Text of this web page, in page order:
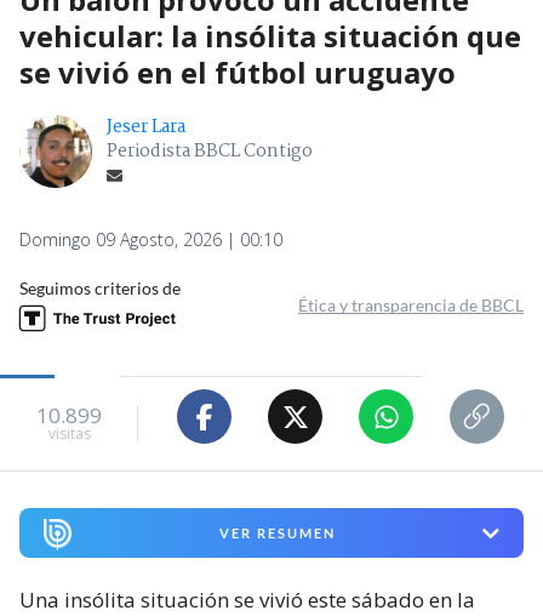
vehicular: la insólita situación que
se vivió en el fútbol uruguayo
Jeser Lara
Periodista BBCL Contigo
Domingo 09 Agosto, 2026 | 00:10
Seguimos criterios de
Ética y transparencia de BBCL
10.899
visitas
VER RESUMEN
Una insólita situación se vivió este sábado en la